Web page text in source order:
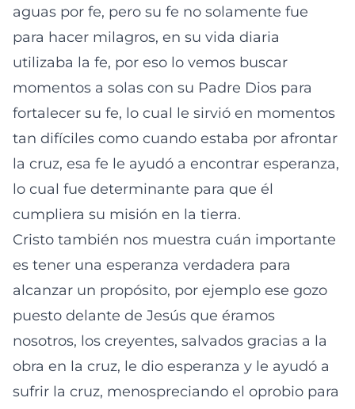
aguas por fe, pero su fe no solamente fue
para hacer milagros, en su vida diaria
utilizaba la fe, por eso lo vemos buscar
momentos a solas con su Padre Dios para
fortalecer su fe, lo cual le sirvió en momentos
tan difíciles como cuando estaba por afrontar
la cruz, esa fe le ayudó a encontrar esperanza,
lo cual fue determinante para que él
cumpliera su misión en la tierra.
Cristo también nos muestra cuán importante
es tener una esperanza verdadera para
alcanzar un propósito, por ejemplo ese gozo
puesto delante de Jesús que éramos
nosotros, los creyentes, salvados gracias a la
obra en la cruz, le dio esperanza y le ayudó a
sufrir la cruz, menospreciando el oprobio para